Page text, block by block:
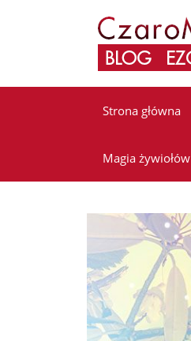
Strona główna
Magia żywiołów